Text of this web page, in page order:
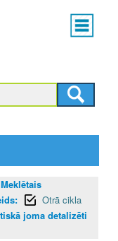
Main
menu
Meklētais
Otrā cikla
joma detalizēti